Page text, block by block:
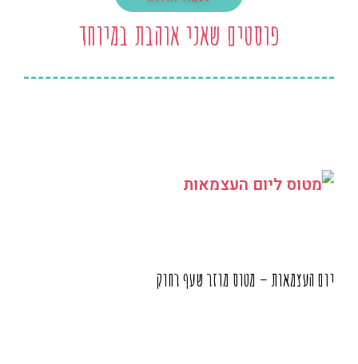
פוסטים שאני אוהבת במיוחד
יום העצמאות – מטוס מוזר שעף רחוק